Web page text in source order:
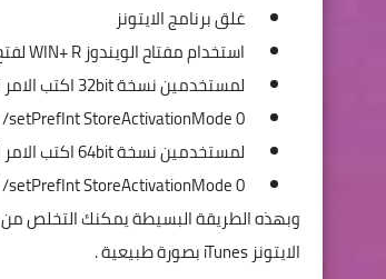
غلق برنامج الايتونز
استخدام مفتاح الويندوز WIN+ R لفتح صندق البحث Run
لمستخدمين نسخة 32bit اكتب الامر التالي ثم اضغط انتر
setPrefInt StoreActivationMode 0
لمستخدمين نسخة 64bit اكتب الامر التالي ثم اضغط انتر
setPrefInt StoreActivationMode 0
وبهذه الطريقة البسيطة يمكنك التخلص من
الايتونز iTunes بصورة طبيعية .